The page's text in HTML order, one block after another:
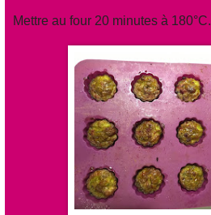
Mettre au four 20 minutes à 180°C.